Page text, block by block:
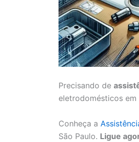
Precisando de
eletrodomésticos em
Conheça a
São Paulo. Ligue